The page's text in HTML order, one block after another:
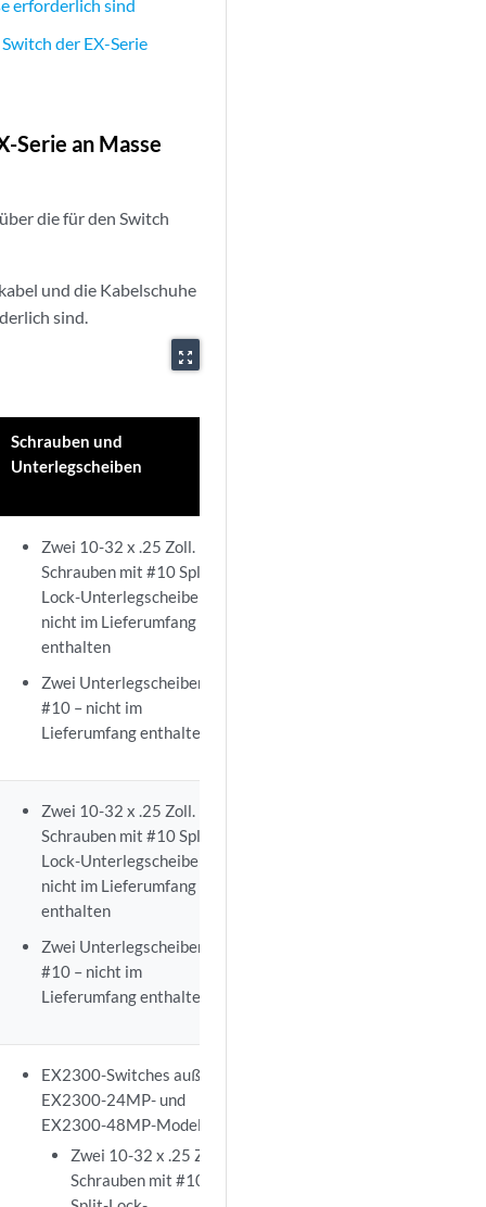
erforderlich sind
der EX-Serie
Serie an Masse
die für den Switch
und die Kabelschuhe
sind.
zoom_out_map
Schrauben und
Unterlegscheiben
Zwei 10-32 x .25 Zoll.
Schrauben mit #10 Split-
Lock-Unterlegscheibe –
nicht im Lieferumfang
enthalten
Zwei Unterlegscheiben
#10 – nicht im
Lieferumfang enthalten
Zwei 10-32 x .25 Zoll.
Schrauben mit #10 Split-
Lock-Unterlegscheibe –
nicht im Lieferumfang
enthalten
Zwei Unterlegscheiben
#10 – nicht im
Lieferumfang enthalten
EX2300-Switches außer
EX2300-24MP- und
EX2300-48MP-Modelle
Zwei 10-32 x .25 Zoll.
Schrauben mit #10